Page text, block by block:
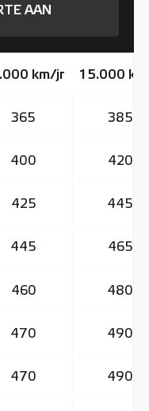
AAN
km/jr 15.000
365 385
400 420
425 445
445 465
460 480
470 490
470 490